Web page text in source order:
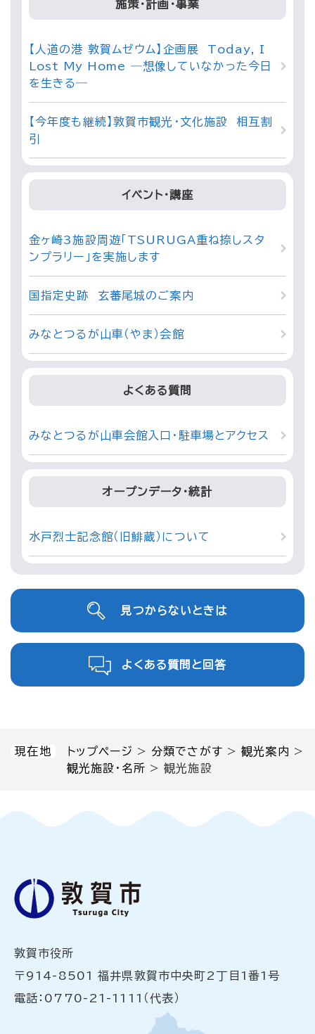
現在地 トップページ >分類でさがす >観光案内 >
観光施設・名所 >観光施設
施策・計画・事業
【人道の港 敦賀ムゼウム】企画展 Today, I
Lost My Home ―想像していなかった今日
を生きる―
【今年度も継続】敦賀市観光・文化施設 相互割
引
イベント・講座
金ヶ崎3施設周遊「TSURUGA重ね捺しスタ
ンプラリー」を実施します
国指定史跡 玄蕃尾城のご案内
みなとつるが山車（やま）会館
よくある質問
みなとつるが山車会館入口・駐車場とアクセス
オープンデータ・統計
水戸烈士記念館（旧鯡蔵）について
見つからないときは
よくある質問と回答
敦賀市役所
〒914-8501 福井県敦賀市中央町2丁目1番1号
電話：0770-21-1111（代表）